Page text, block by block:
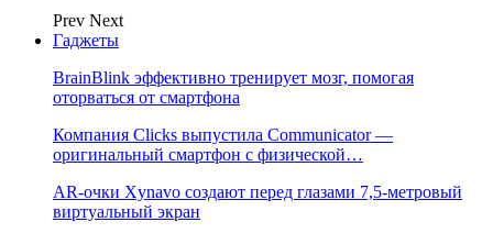
Prev Next
Гаджеты
BrainBlink эффективно тренирует мозг, помогая
оторваться от смартфона
Компания Clicks выпустила Communicator —
оригинальный смартфон с физической…
AR-очки Xynavo создают перед глазами 7,5-метровый
виртуальный экран